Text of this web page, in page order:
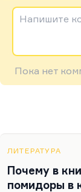
Напишите
Пока нет
ЛИТЕРАТУРА
Почему в
помидоры в